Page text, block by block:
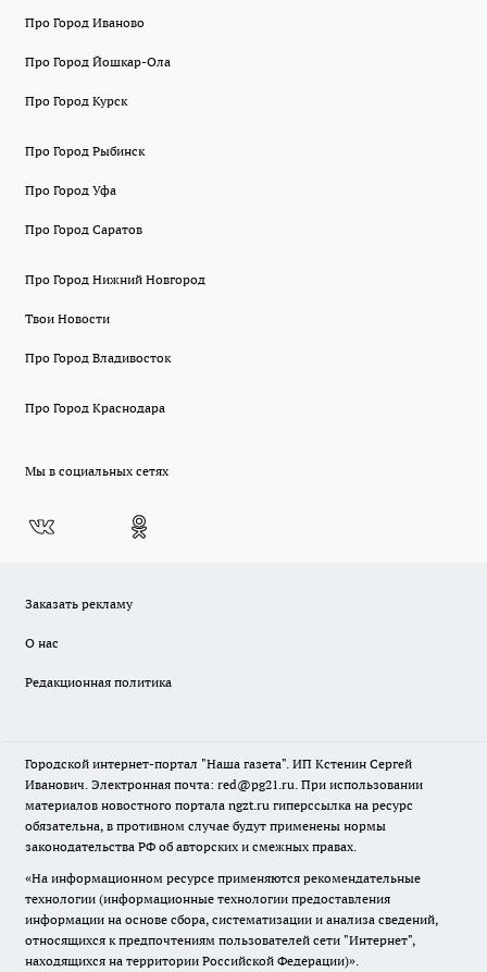
Про Город Иваново
Про Город Йошкар-Ола
Про Город Курск
Про Город Рыбинск
Про Город Уфа
Про Город Саратов
Про Город Нижний Новгород
Твои Новости
Про Город Владивосток
Про Город Краснодара
Мы в социальных сетях
Заказать рекламу
О нас
Редакционная политика
Городской интернет-портал "Наша газета". ИП Кстенин Сергей
Иванович. Электронная почта: red@pg21.ru. При использовании
материалов новостного портала ngzt.ru гиперссылка на ресурс
обязательна, в противном случае будут применены нормы
законодательства РФ об авторских и смежных правах.
«На информационном ресурсе применяются рекомендательные
технологии (информационные технологии предоставления
информации на основе сбора, систематизации и анализа сведений,
относящихся к предпочтениям пользователей сети "Интернет",
находящихся на территории Российской Федерации)».